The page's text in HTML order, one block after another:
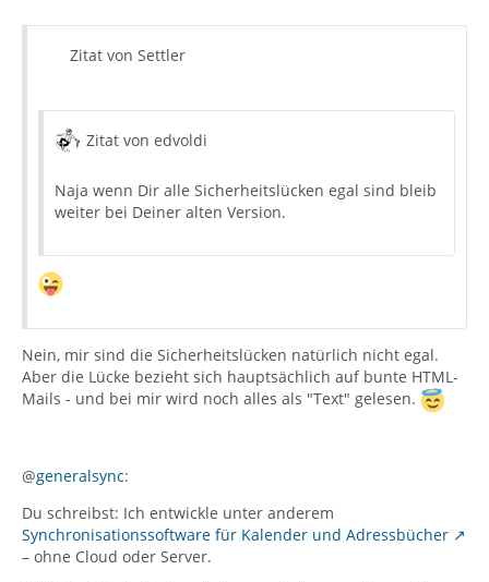
Zitat von Settler
Zitat von edvoldi
Naja wenn Dir alle Sicherheitslücken egal sind bleib
weiter bei Deiner alten Version.
Nein, mir sind die Sicherheitslücken natürlich nicht egal.
Aber die Lücke bezieht sich hauptsächlich auf bunte HTML-
Mails - und bei mir wird noch alles als "Text" gelesen.
@generalsync:
Du schreibst: Ich entwickle unter anderem
Synchronisationssoftware für Kalender und Adressbücher
– ohne Cloud oder Server.